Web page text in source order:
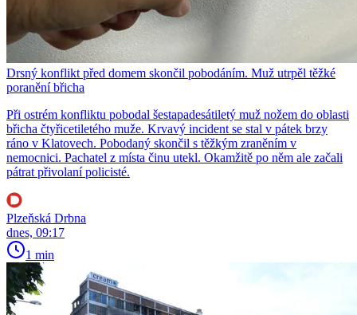
Drsný konflikt před domem skončil pobodáním. Muž utrpěl těžké
poranění břicha
Při ostrém konfliktu pobodal šestapadesátiletý muž nožem do oblasti
břicha čtyřicetiletého muže. Krvavý incident se stal v pátek brzy
ráno v Klatovech. Pobodaný skončil s těžkým zraněním v
nemocnici. Pachatel z místa činu utekl. Okamžitě po něm ale začali
pátrat přivolaní policisté.
Plzeňská Drbna
dnes, 09:17
1 min